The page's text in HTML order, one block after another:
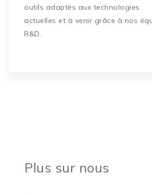
outils adaptés aux technologies
actuelles et à venir grâce à nos
R&D.
Plus sur nous